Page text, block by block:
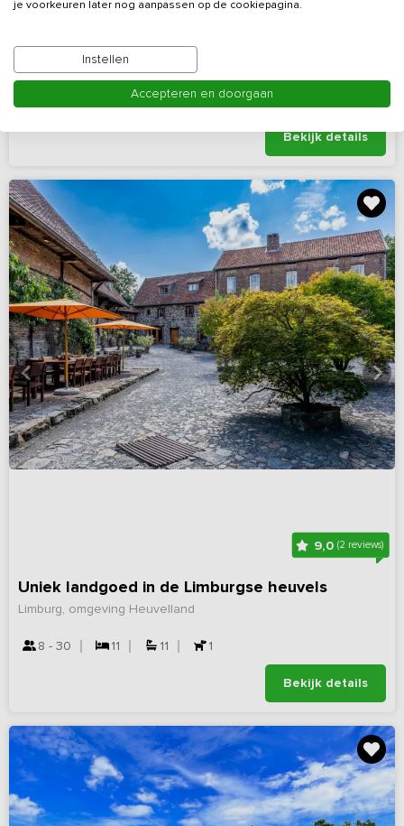
Noord-Brabant, omgeving Valkenswaard
6 Nee
Bekijk details
9,0(2 reviews)
Uniek landgoed in de Limburgse heuvels
Limburg, omgeving Heuvelland
8 - 30 11 11 1
Bekijk details
je voorkeuren later nog aanpassen op de cookiepagina.
Instellen
Accepteren en doorgaan